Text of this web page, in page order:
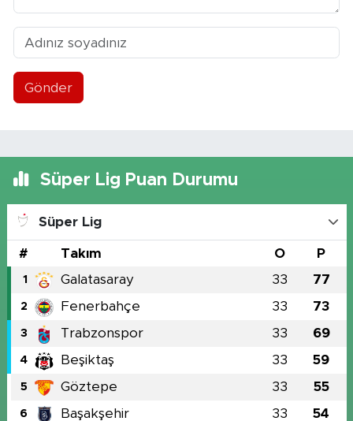
Gönder
Süper Lig Puan Durumu
Süper Lig
# Takım O P
1 Galatasaray 33 77
2 Fenerbahçe 33 73
3 Trabzonspor 33 69
4 Beşiktaş 33 59
5 Göztepe 33 55
6 Başakşehir 33 54